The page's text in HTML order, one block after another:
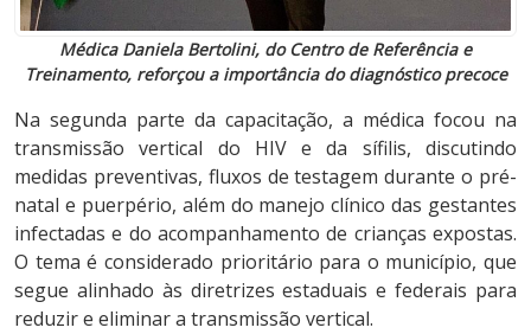
Médica Daniela Bertolini, do Centro de Referência e
Treinamento, reforçou a importância do diagnóstico precoce
Na segunda parte da capacitação, a médica focou na
transmissão vertical do HIV e da sífilis, discutindo
medidas preventivas, fluxos de testagem durante o pré-
natal e puerpério, além do manejo clínico das gestantes
infectadas e do acompanhamento de crianças expostas.
O tema é considerado prioritário para o município, que
segue alinhado às diretrizes estaduais e federais para
reduzir e eliminar a transmissão vertical.